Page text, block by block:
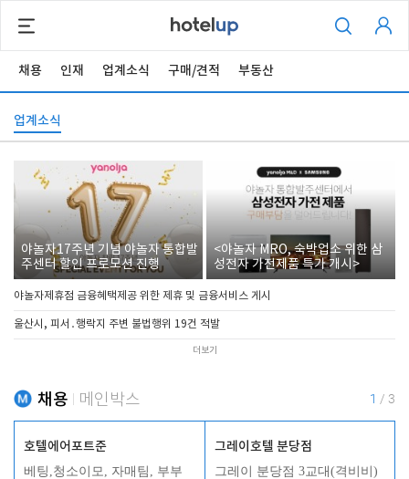
채용 인재 업계소식 구매/견적 부동산
업계소식
야놀자17주년 기념 야놀자 통합발
주센터 할인 프로모션 진행
<야놀자 MRO, 숙박업소 위한 삼
성전자 가전제품 특가 개시>
야놀자제휴점 금융혜택제공 위한 제휴 및 금융서비스 게시
울산시, 피서․행락지 주변 불법행위 19건 적발
더보기
채용 메인박스 1 / 3
호텔에어포트준
베팅,청소이모, 자매팀, 부부
그레이호텔 분당점
그레이 분당점 3교대(격비비)